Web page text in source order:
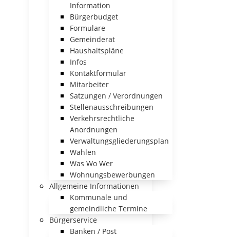
Information
Bürgerbudget
Formulare
Gemeinderat
Haushaltspläne
Infos
Kontaktformular
Mitarbeiter
Satzungen / Verordnungen
Stellenausschreibungen
Verkehrsrechtliche
Anordnungen
Verwaltungsgliederungsplan
Wahlen
Was Wo Wer
Wohnungsbewerbungen
Allgemeine Informationen
Kommunale und
gemeindliche Termine
Bürgerservice
Banken / Post